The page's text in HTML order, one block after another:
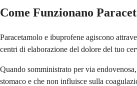
Come Funzionano
Paracetamolo e ibuprofene agiscono
centri di elaborazione del dolore del tuo
Quando somministrato per via
stomaco e che non influisce sulla